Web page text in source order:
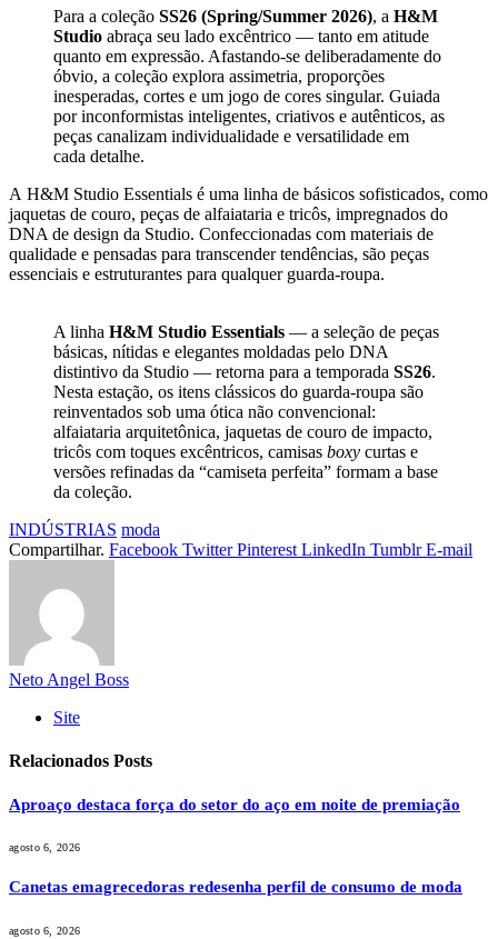
Para a coleção SS26 (Spring/Summer 2026), a H&M
Studio abraça seu lado excêntrico — tanto em atitude
quanto em expressão. Afastando-se deliberadamente do
óbvio, a coleção explora assimetria, proporções
inesperadas, cortes e um jogo de cores singular. Guiada
por inconformistas inteligentes, criativos e autênticos, as
peças canalizam individualidade e versatilidade em
cada detalhe.
A H&M Studio Essentials é uma linha de básicos sofisticados, como
jaquetas de couro, peças de alfaiataria e tricôs, impregnados do
DNA de design da Studio. Confeccionadas com materiais de
qualidade e pensadas para transcender tendências, são peças
essenciais e estruturantes para qualquer guarda-roupa.
A linha H&M Studio Essentials — a seleção de peças
básicas, nítidas e elegantes moldadas pelo DNA
distintivo da Studio — retorna para a temporada SS26.
Nesta estação, os itens clássicos do guarda-roupa são
reinventados sob uma ótica não convencional:
alfaiataria arquitetônica, jaquetas de couro de impacto,
tricôs com toques excêntricos, camisas boxy curtas e
versões refinadas da “camiseta perfeita” formam a base
da coleção.
INDÚSTRIAS moda
Compartilhar. Facebook Twitter Pinterest LinkedIn Tumblr E-mail
Neto Angel Boss
Site
Relacionados Posts
Aproaço destaca força do setor do aço em noite de premiação
agosto 6, 2026
Canetas emagrecedoras redesenha perfil de consumo de moda
agosto 6, 2026